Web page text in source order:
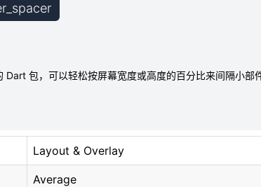
包，可以轻松按屏幕宽度或高度的百分比来间隔小部
Layout & Overlay
Average